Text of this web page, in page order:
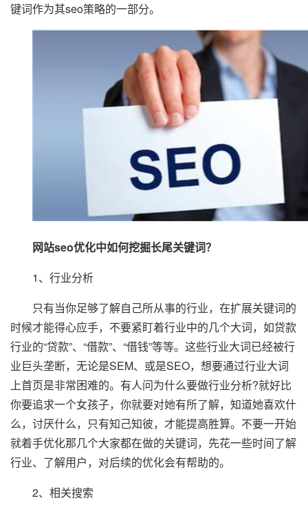
键词作为其seo策略的一部分。
网站seo优化中如何挖掘长尾关键词？
1、行业分析
只有当你足够了解自己所从事的行业，在扩展关键词的
时候才能得心应手，不要紧盯着行业中的几个大词，如贷款
行业的“贷款”、“借款”、“借钱”等等。这些行业大词已经被行
业巨头垄断，无论是SEM、或是SEO，想要通过行业大词
上首页是非常困难的。有人问为什么要做行业分析?就好比
你要追求一个女孩子，你就要对她有所了解，知道她喜欢什
么，讨厌什么，只有知己知彼，才能提高胜算。不要一开始
就着手优化那几个大家都在做的关键词，先花一些时间了解
行业、了解用户，对后续的优化会有帮助的。
2、相关搜索